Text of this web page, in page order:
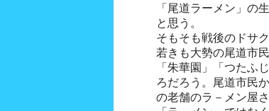
「尾道ラーメン」の
と思う。
そもそも戦後のドサ
若きも大勢の尾道市
「朱華園」「つたふ
ろだろう。尾道市民
の老舗のラ－メン屋